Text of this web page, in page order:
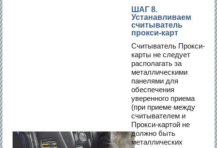
ШАГ 8.
Устанавливаем
считыватель
прокси-карт
Считыватель Прокси-
карты не следует
располагать за
металлическими
панелями для
обеспечения
уверенного приема
(при приеме между
считывателем и
Прокси-картой не
должно быть
металлических